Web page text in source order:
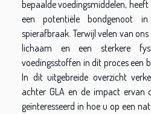
bepaalde voedingsmiddelen,
een potentiële bondgenoot
spierafbraak. Terwijl velen van
lichaam en een sterkere
voedingsstoffen in dit proces een
In dit uitgebreide overzicht
achter GLA en de impact ervan
geïnteresseerd in hoe u op een